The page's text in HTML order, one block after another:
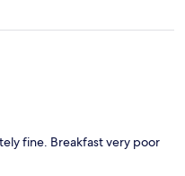
fine. Breakfast very poor